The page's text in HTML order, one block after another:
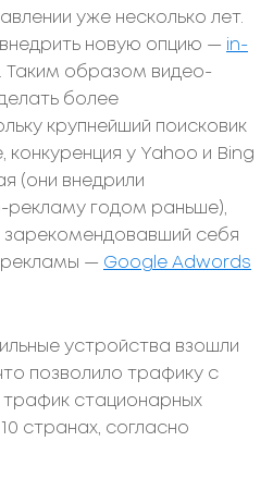
уже несколько лет.
новую опцию — in-
. Таким образом видео-
более
крупнейший поисковик
конкуренция у Yahoo и Bing
(они внедрили
рекламу годом раньше),
себя
рекламы — Google Adwords
устройства взошли
позволило трафику с
стационарных
странах, согласно